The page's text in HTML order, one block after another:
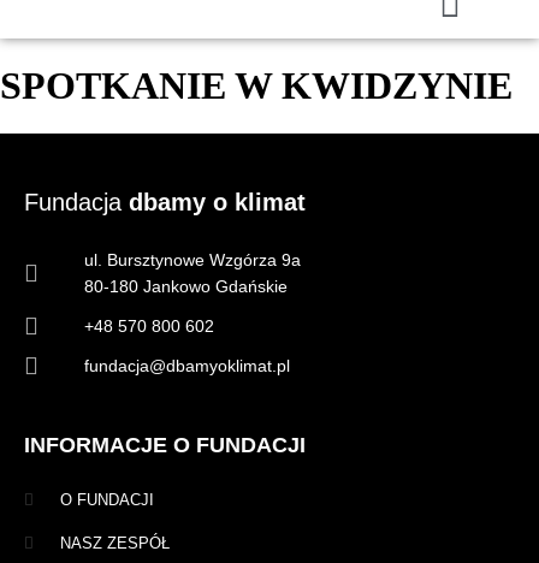
SPOTKANIE W KWIDZYNIE
Fundacja dbamy o klimat
ul. Bursztynowe Wzgórza 9a
80-180 Jankowo Gdańskie
+48 570 800 602
fundacja@dbamyoklimat.pl
INFORMACJE O FUNDACJI
O FUNDACJI
NASZ ZESPÓŁ